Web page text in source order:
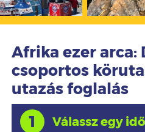
Afrika ezer arca:
csoportos
utazás foglalás
1 Válassz egy